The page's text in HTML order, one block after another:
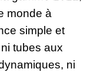
monde à
simple et
tubes aux
ni